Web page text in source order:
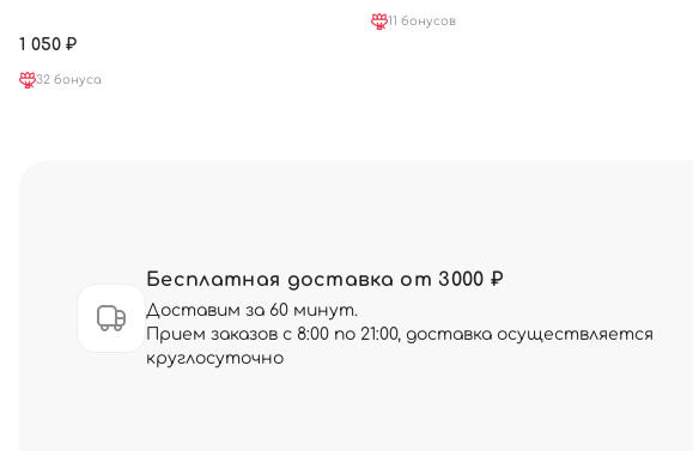
1 050 ₽
32 бонуса
11 бонусов
Бесплатная доставка от 3000 ₽
Доставим за 60 минут.
Прием заказов с 8:00 по 21:00, доставка осуществляется
круглосуточно